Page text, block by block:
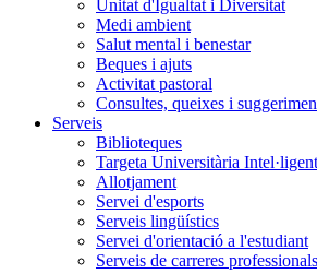
Unitat d'Igualtat i Diversitat
Medi ambient
Salut mental i benestar
Beques i ajuts
Activitat pastoral
Consultes, queixes i
Serveis
Biblioteques
Targeta Universitària
Allotjament
Servei d'esports
Serveis lingüístics
Servei d'orientació a l'estudiant
Serveis de carreres